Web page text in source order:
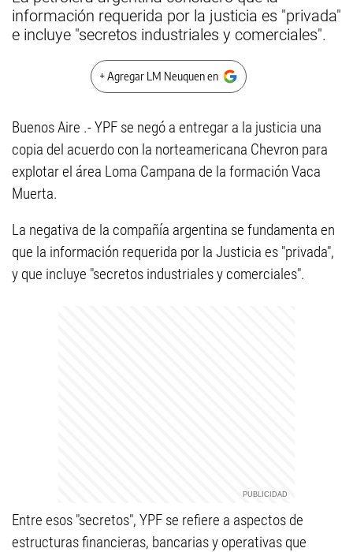
información requerida por la justicia es "privada"
e incluye "secretos industriales y comerciales".
+ Agregar LM Neuquen en
Buenos Aire .- YPF se negó a entregar a la justicia una
copia del acuerdo con la norteamericana Chevron para
explotar el área Loma Campana de la formación Vaca
Muerta.
La negativa de la compañía argentina se fundamenta en
que la información requerida por la Justicia es "privada",
y que incluye "secretos industriales y comerciales".
Entre esos "secretos", YPF se refiere a aspectos de
estructuras financieras, bancarias y operativas que